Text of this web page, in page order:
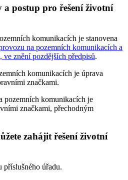
postup pro řešení životní
komunikacích je stanovena
na pozemních komunikacích a
ve znění pozdějších předpisů.
komunikacích je úprava
značkami.
pozemních komunikacích je
značkami, přechodným
zahájit řešení životní
příslušného úřadu.